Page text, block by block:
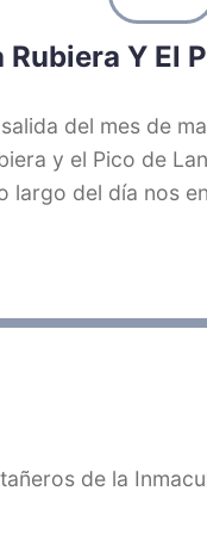
Rubiera Y El
del mes de
y el Pico de
largo del día nos
de la